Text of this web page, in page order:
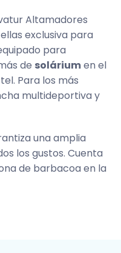
Altamadores
exclusiva para
para
de soláriumen el
Para los más
multideportiva y
una amplia
los gustos. Cuenta
de barbacoa en la